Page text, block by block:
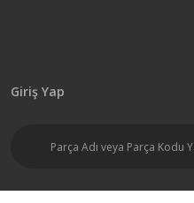
Giriş Yap